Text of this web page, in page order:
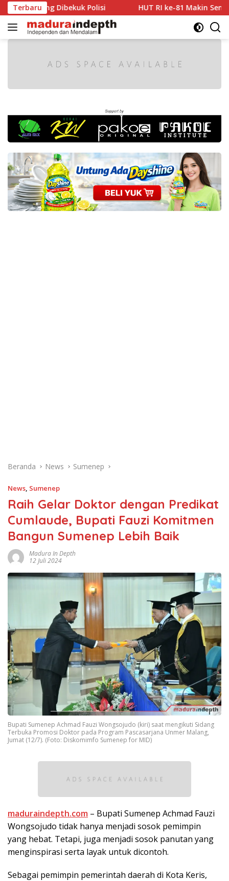
Langsung
ke
konten
Terbaru
Dibekuk Polisi HUT RI ke-81 Makin Semarak,
Beranda News Sumenep
News, Sumenep
Raih Gelar Doktor dengan Predikat
Cumlaude, Bupati Fauzi Komitmen
Bangun Sumenep Lebih Baik
Madura In Depth
12 Juli 2024
Bupati Sumenep Achmad Fauzi Wongsojudo (kiri) saat mengikuti Sidang
Terbuka Promosi Doktor pada Program Pascasarjana Unmer Malang,
Jumat (12/7). (Foto: Diskomimfo Sumenep for MID)
maduraindepth.com – Bupati Sumenep Achmad Fauzi
Wongsojudo tidak hanya menjadi sosok pemimpin
yang hebat. Tetapi, juga menjadi sosok panutan yang
menginspirasi serta layak untuk dicontoh.
Sebagai pemimpin pemerintah daerah di Kota Keris,